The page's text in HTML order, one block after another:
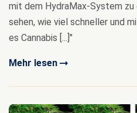
mit dem HydraMax-System zu
sehen, wie viel schneller und
es Cannabis [...]"
Mehr lesen